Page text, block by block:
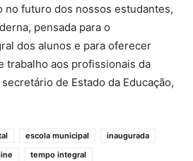
no futuro dos nossos estudantes,
pensada para o
dos alunos e para oferecer
trabalho aos profissionais da
de Estado da Educação,
escola municipal
inaugurada
tempo integral